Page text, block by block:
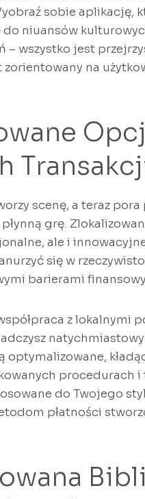
sobie aplikację,
niuansów
– wszystko jest
na
scenę, a teraz
grę.
ale i
się w
barierami
z lokalnymi
optymalizowane,
procedurach
do Twojego
płatności